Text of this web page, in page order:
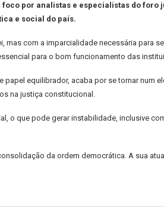
por analistas e especialistas do foro
e social do país.
com a imparcialidade necessária para
para o bom funcionamento das
equilibrador, acaba por se tornar num
na justiça constitucional.
o que pode gerar instabilidade, inclusive
da ordem democrática. A sua